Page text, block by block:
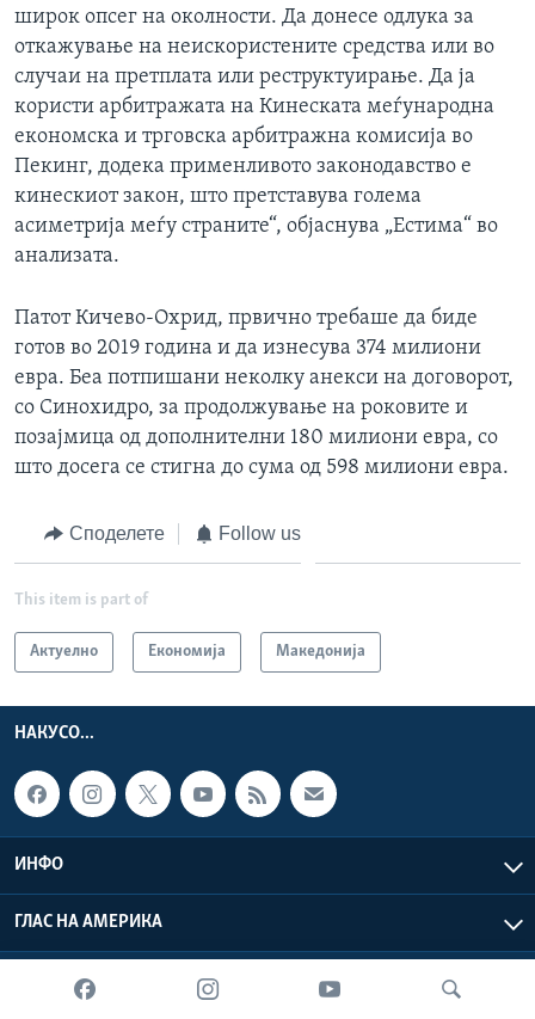
широк опсег на околности. Да донесе одлука за
откажување на неискористените средства или во
случаи на претплата или реструктуирање. Да ја
користи арбитражата на Кинеската меѓународна
економска и трговска арбитражна комисија во
Пекинг, додека применливото законодавство е
кинескиот закон, што претставува голема
асиметрија меѓу страните“, објаснува „Естима“ во
анализата.
Патот Кичево-Охрид, првично требаше да биде
готов во 2019 година и да изнесува 374 милиони
евра. Беа потпишани неколку анекси на договорот,
со Синохидро, за продолжување на роковите и
позајмица од дополнителни 180 милиони евра, со
што досега се стигна до сума од 598 милиони евра.
Споделете Follow us
This item is part of
Актуелно Економија Македонија
НАКУСО...
ИНФО
ГЛАС НА АМЕРИКА
Глас на Америка © 2026 VOA, Inc. Сите права задржани.